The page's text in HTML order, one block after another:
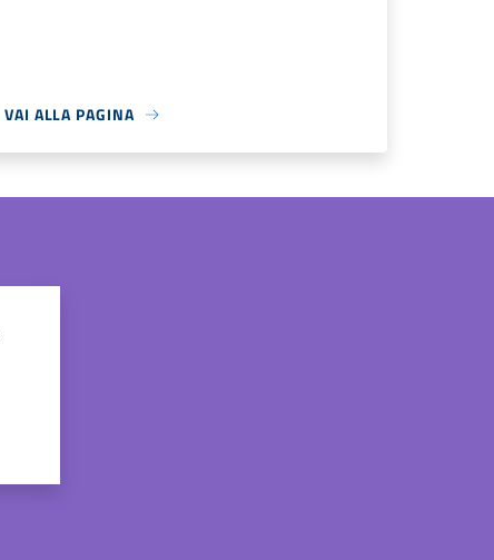
VAI ALLA PAGINA